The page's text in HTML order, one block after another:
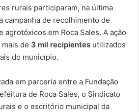
rurais participaram, na última
campanha de recolhimento de
agrotóxicos em Roca Sales. A ação
de 3 mil recipientes utilizados
do município.
em parceria entre a Fundação
de Roca Sales, o Sindicato
e o escritório municipal da